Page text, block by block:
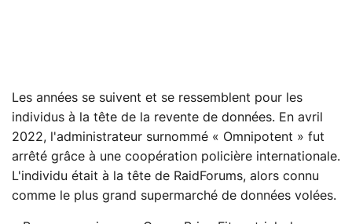
Les années se suivent et se ressemblent pour les
individus à la tête de la revente de données. En avril
2022, l'administrateur surnommé « Omnipotent » fut
arrêté grâce à une coopération policière internationale.
L'individu était à la tête de RaidForums, alors connu
comme le plus grand supermarché de données volées.